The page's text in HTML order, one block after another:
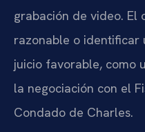
grabación de video. El
razonable o identificar
juicio favorable, como
la negociación con el
Condado de Charles.